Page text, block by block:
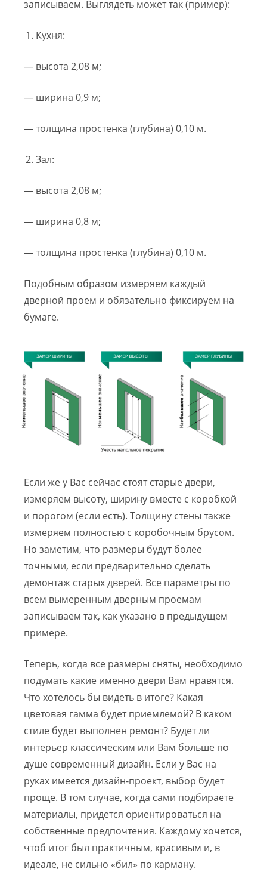
записываем. Выглядеть может так (пример):
Кухня:
— высота 2,08 м;
— ширина 0,9 м;
— толщина простенка (глубина) 0,10 м.
Зал:
— высота 2,08 м;
— ширина 0,8 м;
— толщина простенка (глубина) 0,10 м.
Подобным образом измеряем каждый
дверной проем и обязательно фиксируем на
бумаге.
Если же у Вас сейчас стоят старые двери,
измеряем высоту, ширину вместе с коробкой
и порогом (если есть). Толщину стены также
измеряем полностью с коробочным брусом.
Но заметим, что размеры будут более
точными, если предварительно сделать
демонтаж старых дверей. Все параметры по
всем вымеренным дверным проемам
записываем так, как указано в предыдущем
примере.
Теперь, когда все размеры сняты, необходимо
подумать какие именно двери Вам нравятся.
Что хотелось бы видеть в итоге? Какая
цветовая гамма будет приемлемой? В каком
стиле будет выполнен ремонт? Будет ли
интерьер классическим или Вам больше по
душе современный дизайн. Если у Вас на
руках имеется дизайн-проект, выбор будет
проще. В том случае, когда сами подбираете
материалы, придется ориентироваться на
собственные предпочтения. Каждому хочется,
чтоб итог был практичным, красивым и, в
идеале, не сильно «бил» по карману.